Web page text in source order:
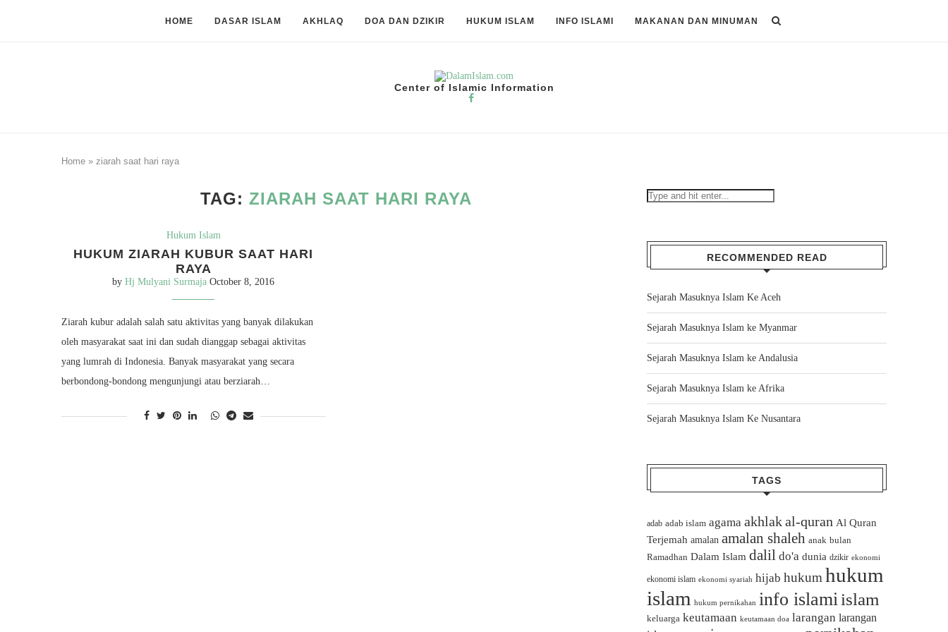
HOME DASAR ISLAM AKHLAQ DOA DAN DZIKIR HUKUM ISLAM INFO ISLAMI MAKANAN DAN MINUMAN
Center of Islamic Information
Home » ziarah saat hari raya
TAG:ZIARAH SAAT HARI RAYA
Hukum Islam
HUKUM ZIARAH KUBUR SAAT HARI
RAYA
byHj Mulyani Surmaja October 8, 2016
Ziarah kubur adalah salah satu aktivitas yang banyak dilakukan
oleh masyarakat saat ini dan sudah dianggap sebagai aktivitas
yang lumrah di Indonesia. Banyak masyarakat yang secara
berbondong-bondong mengunjungi atau berziarah…
RECOMMENDED READ
Sejarah Masuknya Islam Ke Aceh
Sejarah Masuknya Islam ke Myanmar
Sejarah Masuknya Islam ke Andalusia
Sejarah Masuknya Islam ke Afrika
Sejarah Masuknya Islam Ke Nusantara
TAGS
adab adab islam agama akhlakal-quran Al Quran
Terjemah amalan amalan shaleh anak bulan
Ramadhan Dalam Islam dalil do'a dunia dzikir ekonomi
ekonomi islam ekonomi syariah hijab hukum hukum
islam hukum pernikahan info islamiislam
keluarga keutamaan keutamaan doa larangan larangan